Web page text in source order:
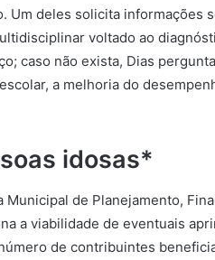
deles solicita informações
voltado ao
caso não exista, Dias
a melhoria do
idosas*
de Planejamento,
a viabilidade de eventuais
de contribuintes